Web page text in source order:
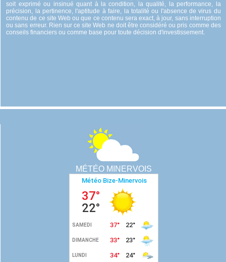
soit exprimé ou insinué quant à la condition, la qualité, la performance, la
précision, la pertinence, l'aptitude à faire, la totalité ou l'absence de virus du
contenu de ce site Web ou que ce contenu sera exact, à jour, sans interruption
ou sans erreur. Rien sur ce site Web ne doit être considéré ou pris comme des
conseils financiers ou comme base pour toute décision d'investissement.
MÉTÉO MINERVOIS